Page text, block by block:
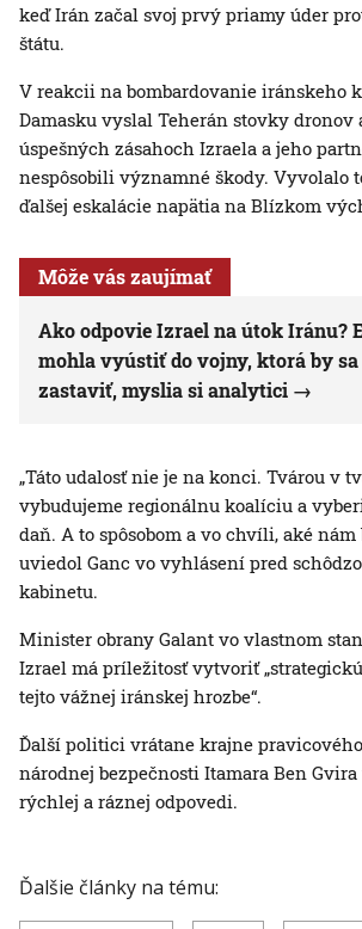
keď Irán začal svoj prvý priamy úder
štátu.
V reakcii na bombardovanie iránskeho
Damasku vyslal Teherán stovky dronov
úspešných zásahoch Izraela a jeho
nespôsobili významné škody. Vyvolalo
ďalšej eskalácie napätia na Blízkom
Môže vás zaujímať
Ako odpovie Izrael na útok Iránu?
mohla vyústiť do vojny, ktorá by
zastaviť, myslia si analytici
„Táto udalosť nie je na konci. Tvárou v
vybudujeme regionálnu koalíciu a
daň. A to spôsobom a vo chvíli, aké nám
uviedol Ganc vo vyhlásení pred
kabinetu.
Minister obrany Galant vo vlastnom
Izrael má príležitosť vytvoriť
tejto vážnej iránskej hrozbe“.
Ďalší politici vrátane krajne
národnej bezpečnosti Itamara Ben
rýchlej a ráznej odpovedi.
Ďalšie články na tému: